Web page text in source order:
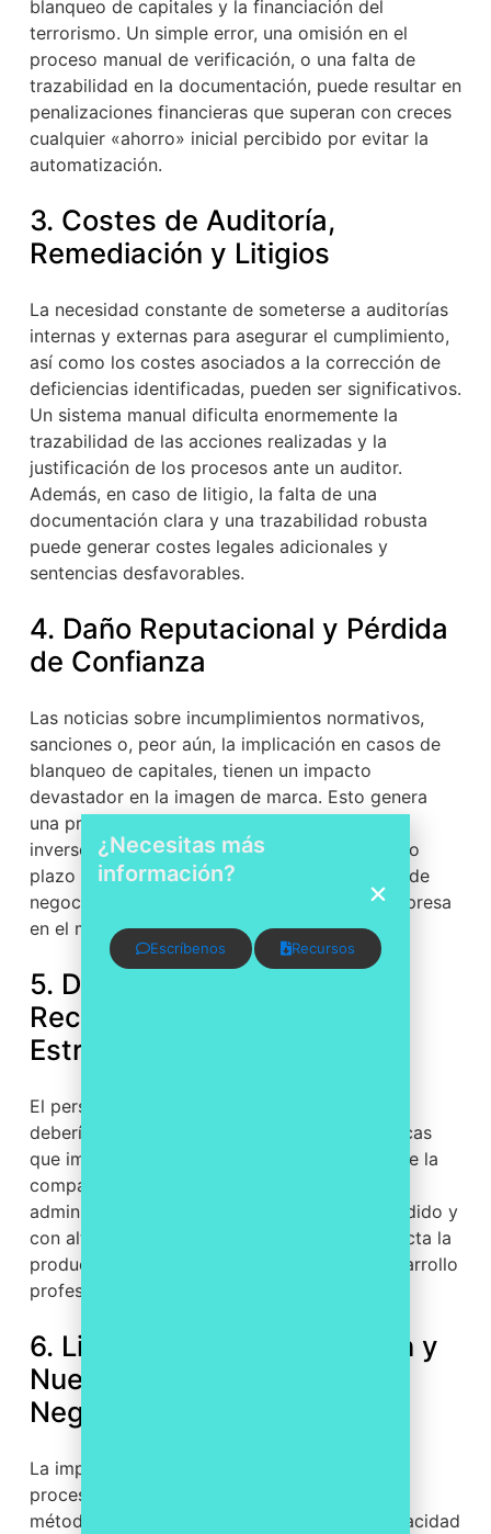
blanqueo de capitales y la financiación del
terrorismo. Un simple error, una omisión en el
proceso manual de verificación, o una falta de
trazabilidad en la documentación, puede resultar en
penalizaciones financieras que superan con creces
cualquier «ahorro» inicial percibido por evitar la
automatización.
3. Costes de Auditoría,
Remediación y Litigios
La necesidad constante de someterse a auditorías
internas y externas para asegurar el cumplimiento,
así como los costes asociados a la corrección de
deficiencias identificadas, pueden ser significativos.
Un sistema manual dificulta enormemente la
trazabilidad de las acciones realizadas y la
justificación de los procesos ante un auditor.
Además, en caso de litigio, la falta de una
documentación clara y una trazabilidad robusta
puede generar costes legales adicionales y
sentencias desfavorables.
4. Daño Reputacional y Pérdida
de Confianza
Las noticias sobre incumplimientos normativos,
sanciones o, peor aún, la implicación en casos de
blanqueo de capitales, tienen un impacto
devastador en la imagen de marca. Esto genera
una profunda desconfianza entre clientes,
inversores y socios comerciales, lo que a largo
plazo se traduce en una pérdida significativa de
negocio y una disminución del valor de la empresa
en el mercado.
5. Desaprovechamiento de
Recursos Humanos
Estratégicos
El personal cualificado, cuyo talento y tiempo
deberían estar enfocados en tareas estratégicas
que impulsen el crecimiento y la innovación de la
compañía, se ve absorbido por procesos
administrativos repetitivos, de bajo valor añadido y
con alta propensión al error. Esto no solo afecta la
productividad, sino también la moral y el desarrollo
profesional del equipo.
6. Limitación en la Expansión y
Nuevas Oportunidades de
Negocio
La imposibilidad de escalar rápidamente los
procesos de KYC debido a la dependencia de
métodos manuales limita severamente la capacidad
¿Necesitas más
información?
Escríbenos Recursos